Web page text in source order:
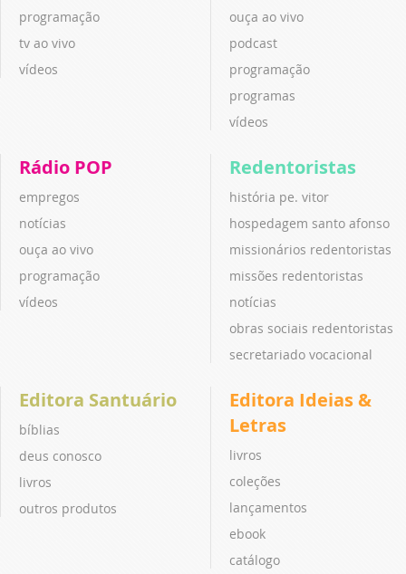
programação
tv ao vivo
vídeos
ouça ao vivo
podcast
programação
programas
vídeos
Rádio POP
empregos
notícias
ouça ao vivo
programação
vídeos
Redentoristas
história pe. vitor
hospedagem santo afonso
missionários redentoristas
missões redentoristas
notícias
obras sociais redentoristas
secretariado vocacional
Editora Santuário
bíblias
deus conosco
livros
outros produtos
Editora Ideias &
Letras
livros
coleções
lançamentos
ebook
catálogo